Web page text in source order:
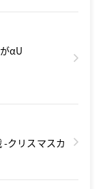
αU
-クリスマスカ